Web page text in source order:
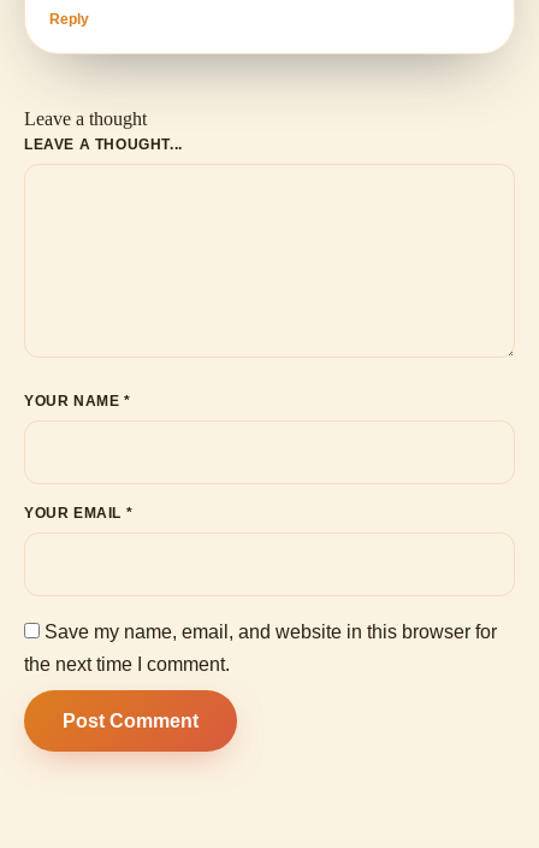
Reply
Leave a thought
LEAVE A THOUGHT...
YOUR NAME *
YOUR EMAIL *
Save my name, email, and website in this browser for
the next time I comment.